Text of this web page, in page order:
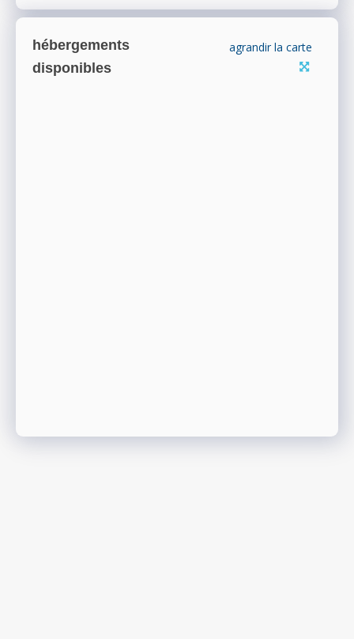
hébergements
disponibles
agrandir la carte